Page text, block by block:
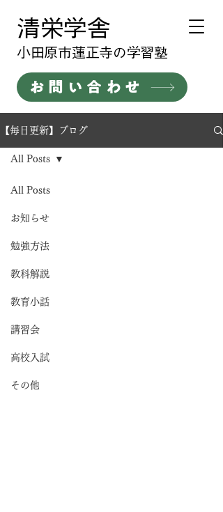
清栄学舎
​小田原市蓮正寺の学習塾
お問い合わせ
【毎日更新】ブログ
All Posts
お知らせ
勉強方法
教科解説
教育小話
講習会
高校入試
その他
All Posts